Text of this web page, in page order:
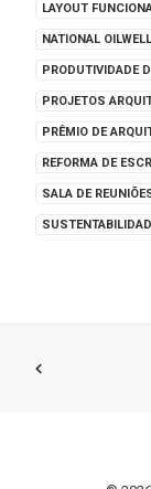
LAYOUT
NATIONAL
PRODUTIVIDADE
PROJETOS
PRÊMIO DE
REFORMA DE
SALA DE